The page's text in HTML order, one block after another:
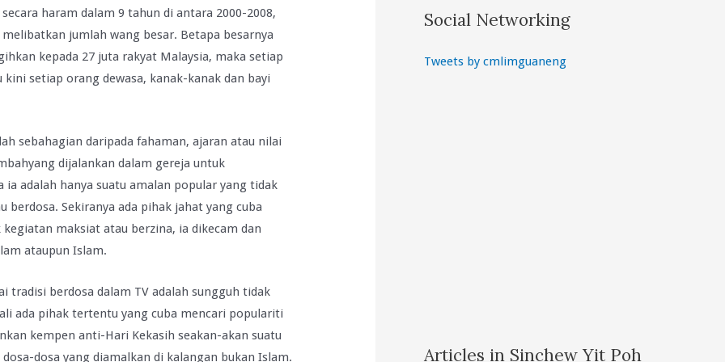
haram dalam 9 tahun di antara 2000-2008,
jumlah wang besar. Betapa besarnya
kepada 27 juta rakyat Malaysia, maka setiap
setiap orang dewasa, kanak-kanak dan bayi
sebahagian daripada fahaman, ajaran atau nilai
dijalankan dalam gereja untuk
ia adalah hanya suatu amalan popular yang tidak
Sekiranya ada pihak jahat yang cuba
maksiat atau berzina, ia dikecam dan
ataupun Islam.
tradisi berdosa dalam TV adalah sungguh tidak
ada pihak tertentu yang cuba mencari populariti
kempen anti-Hari Kekasih seakan-akan suatu
dosa yang diamalkan di kalangan bukan Islam.
Social Networking
Tweets by cmlimguaneng
Articles in Sinchew Yit Poh